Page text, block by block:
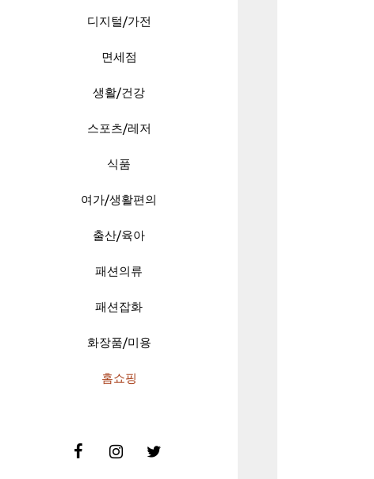
디지털/가전
면세점
생활/건강
스포츠/레저
식품
여가/생활편의
출산/육아
패션의류
패션잡화
화장품/미용
홈쇼핑